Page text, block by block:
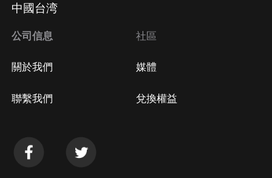
中國台湾
公司信息
關於我們
聯繫我們
社區
媒體
兌換權益